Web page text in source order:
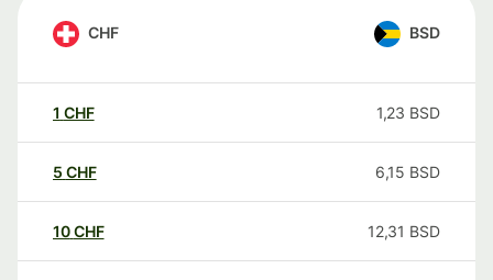
CHF BSD
1 CHF 1,23 BSD
5 CHF 6,15 BSD
10CHF 12,31 BSD